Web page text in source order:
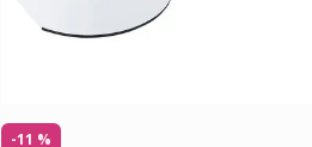
-11 %